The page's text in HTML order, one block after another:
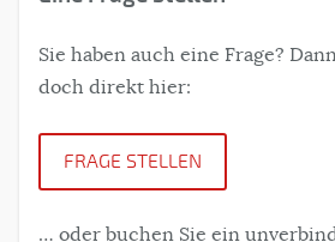
Sie haben auch eine Frage?
doch direkt hier:
FRAGE STELLEN
… oder buchen Sie ein